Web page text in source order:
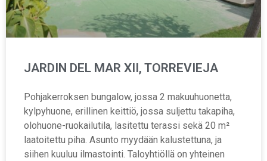
JARDIN DEL MAR XII, TORREVIEJA
Pohjakerroksen bungalow, jossa 2 makuuhuonetta,
kylpyhuone, erillinen keittiö, jossa suljettu takapiha,
olohuone-ruokailutila, lasitettu terassi sekä 20 m²
laatoitettu piha. Asunto myydään kalustettuna, ja
siihen kuuluu ilmastointi. Taloyhtiöllä on yhteinen